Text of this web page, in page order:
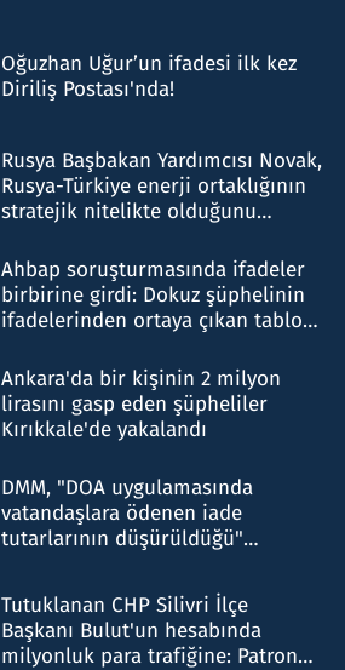
Oğuzhan Uğur’un ifadesi ilk kez
Diriliş Postası'nda!
Rusya Başbakan Yardımcısı Novak,
Rusya-Türkiye enerji ortaklığının
stratejik nitelikte olduğunu
Ahbap soruşturmasında ifadeler
birbirine girdi: Dokuz şüphelinin
ifadelerinden ortaya çıkan tablo
Ankara'da bir kişinin 2 milyon
lirasını gasp eden şüpheliler
Kırıkkale'de yakalandı
DMM, "DOA uygulamasında
vatandaşlara ödenen iade
tutarlarının düşürüldüğü"
Tutuklanan CHP Silivri İlçe
Başkanı Bulut'un hesabında
milyonluk para trafiğine: Patron